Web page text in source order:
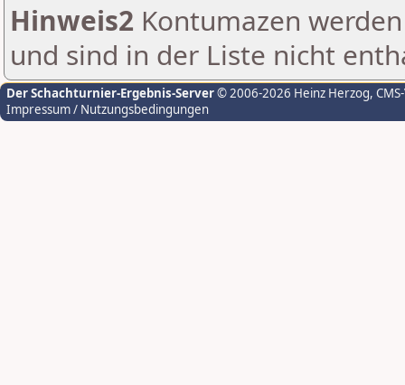
Hinweis2 Kontumazen
und sind in der Liste nicht
Der Schachturnier-Ergebnis-Server© 2006-2026 Heinz Herzog,
Impressum / Nutzungsbedingungen